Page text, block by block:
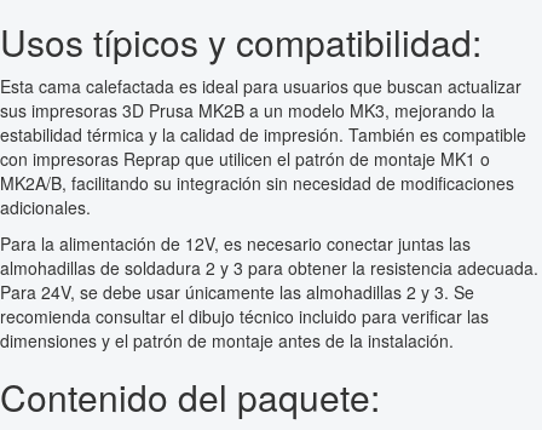
Usos típicos y compatibilidad:
Esta cama calefactada es ideal para usuarios que buscan actualizar
sus impresoras 3D Prusa MK2B a un modelo MK3, mejorando la
estabilidad térmica y la calidad de impresión. También es compatible
con impresoras Reprap que utilicen el patrón de montaje MK1 o
MK2A/B, facilitando su integración sin necesidad de modificaciones
adicionales.
Para la alimentación de 12V, es necesario conectar juntas las
almohadillas de soldadura 2 y 3 para obtener la resistencia adecuada.
Para 24V, se debe usar únicamente las almohadillas 2 y 3. Se
recomienda consultar el dibujo técnico incluido para verificar las
dimensiones y el patrón de montaje antes de la instalación.
Contenido del paquete: